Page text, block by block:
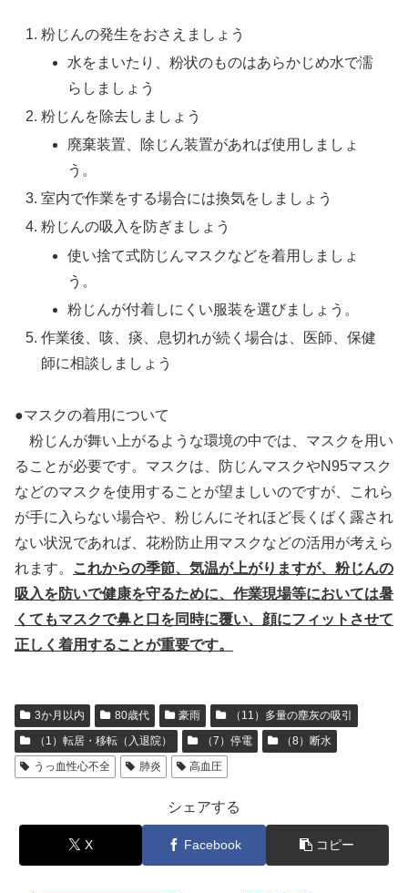
粉じんの発生をおさえましょう
水をまいたり、粉状のものはあらかじめ水で濡
らしましょう
粉じんを除去しましょう
廃棄装置、除じん装置があれば使用しましょ
う。
室内で作業をする場合には換気をしましょう
粉じんの吸入を防ぎましょう
使い捨て式防じんマスクなどを着用しましょ
う。
粉じんが付着しにくい服装を選びましょう。
作業後、咳、痰、息切れが続く場合は、医師、保健
師に相談しましょう
●マスクの着用について
粉じんが舞い上がるような環境の中では、マスクを用い
ることが必要です。マスクは、防じんマスクやN95マスク
などのマスクを使用することが望ましいのですが、これら
が手に入らない場合や、粉じんにそれほど長くばく露され
ない状況であれば、花粉防止用マスクなどの活用が考えら
れます。
これからの季節、気温が上がりますが、粉じんの
吸入を防いで健康を守るために、作業現場等においては暑
くてもマスクで鼻と口を同時に覆い、顔にフィットさせて
正しく着用することが重要です。
3か月以内 80歳代 豪雨
（11）多量の塵灰の吸引
（1）転居・移転（入退院）
（7）停電
（8）断水
うっ血性心不全
肺炎 高血圧
シェアする
X Facebook コピー